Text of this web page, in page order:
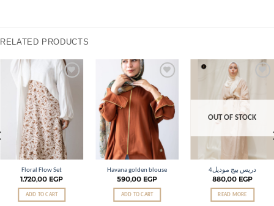
RELATED PRODUCTS
Floral Flow Set
1.720,00 EGP
ADD TO CART
wishlist
Havana golden blouse
590,00 EGP
ADD TO CART
OUT OF STOCK
دريس بيج موديل4
880,00 EGP
READ MORE